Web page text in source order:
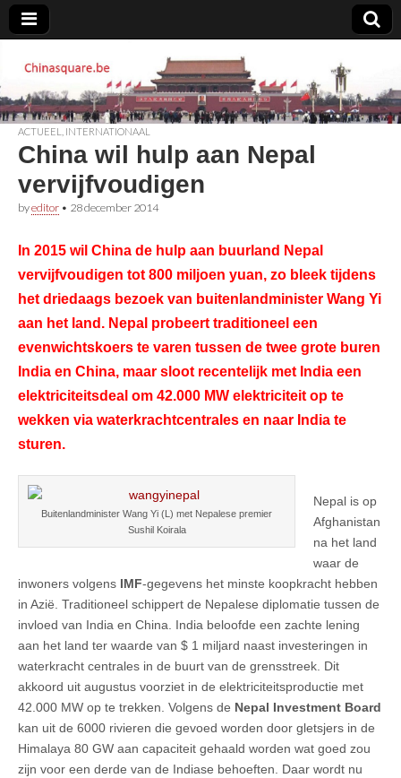
Chinasquare.be
ACTUEEL INTERNATIONAAL
China wil hulp aan Nepal
vervijfvoudigen
byeditor • 28 december 2014
In 2015 wil China de hulp aan buurland Nepal
vervijfvoudigen tot 800 miljoen yuan, zo bleek tijdens
het driedaags bezoek van buitenlandminister Wang Yi
aan het land. Nepal probeert traditioneel een
evenwichtskoers te varen tussen de twee grote buren
India en China, maar sloot recentelijk met India een
elektriciteitsdeal om 42.000 MW elektriciteit op te
wekken via waterkrachtcentrales en naar India te
sturen.
Buitenlandminister Wang Yi (L) met Nepalese premier
Sushil Koirala
Nepal is op
Afghanistan
na het land
waar de
inwoners volgens IMF-gegevens het minste koopkracht hebben
in Azië. Traditioneel schippert de Nepalese diplomatie tussen de
invloed van India en China. India beloofde een zachte lening
aan het land ter waarde van $ 1 miljard naast investeringen in
waterkracht centrales in de buurt van de grensstreek. Dit
akkoord uit augustus voorziet in de elektriciteitsproductie met
42.000 MW op te trekken. Volgens de Nepal Investment Board
kan uit de 6000 rivieren die gevoed worden door gletsjers in de
Himalaya 80 GW aan capaciteit gehaald worden wat goed zou
zijn voor een derde van de Indiase behoeften. Daar wordt nu